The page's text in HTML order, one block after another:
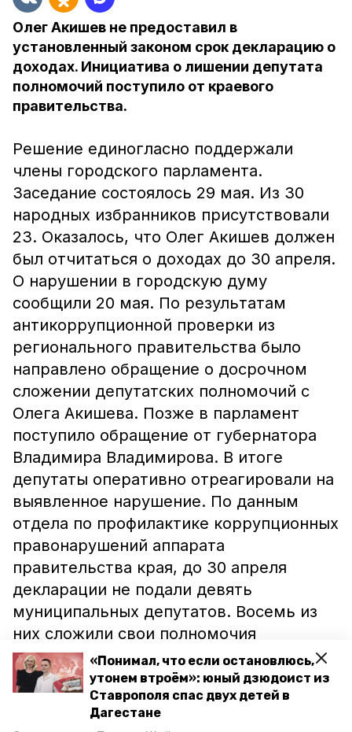
«Понимал, что если остановлюсь,
утонем втроём»: юный дзюдоист из
Ставрополя спас двух детей в
Дагестане
Олег Акишев не предоставил в
установленный законом срок декларацию о
доходах. Инициатива о лишении депутата
полномочий поступило от краевого
правительства.
Решение единогласно поддержали
члены городского парламента.
Заседание состоялось 29 мая. Из 30
народных избранников присутствовали
23. Оказалось, что Олег Акишев должен
был отчитаться о доходах до 30 апреля.
О нарушении в городскую думу
сообщили 20 мая. По результатам
антикоррупционной проверки из
регионального правительства было
направлено обращение о досрочном
сложении депутатских полномочий с
Олега Акишева. Позже в парламент
поступило обращение от губернатора
Владимира Владимирова. В итоге
депутаты оперативно отреагировали на
выявленное нарушение. По данным
отдела по профилактике коррупционных
правонарушений аппарата
правительства края, до 30 апреля
декларации не подали девять
муниципальных депутатов. Восемь из
них сложили свои полномочия
добровольно. Напомним, ранее глава
Ставрополья сообщил, что в регионе
продолжаетсяборьба с коррупцией.
Также по его заявлению